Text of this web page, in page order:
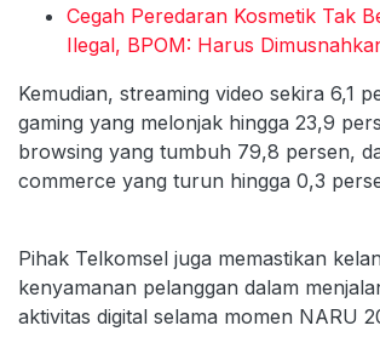
Cegah Peredaran Kosmetik Tak
Ilegal, BPOM: Harus
Kemudian, streaming video sekira 6,1
gaming yang melonjak hingga 23,9
browsing yang tumbuh 79,8 persen,
commerce yang turun hingga 0,3
Pihak Telkomsel juga memastikan
kenyamanan pelanggan dalam
aktivitas digital selama momen NARU